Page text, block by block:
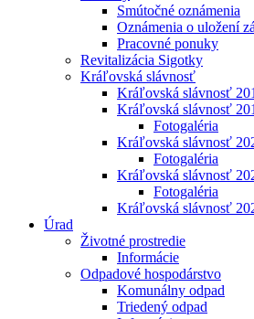
Smútočné oznámenia
Oznámenia o uložení
Pracovné ponuky
Revitalizácia Sigotky
Kráľovská slávnosť
Kráľovská slávnosť
Kráľovská slávnosť
Fotogaléria
Kráľovská slávnosť
Fotogaléria
Kráľovská slávnosť
Fotogaléria
Kráľovská slávnosť
Úrad
Životné prostredie
Informácie
Odpadové hospodárstvo
Komunálny odpad
Triedený odpad